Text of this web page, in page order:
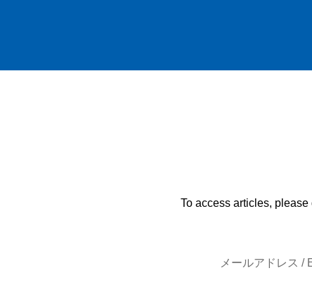
To access articles,
メールアドレス /